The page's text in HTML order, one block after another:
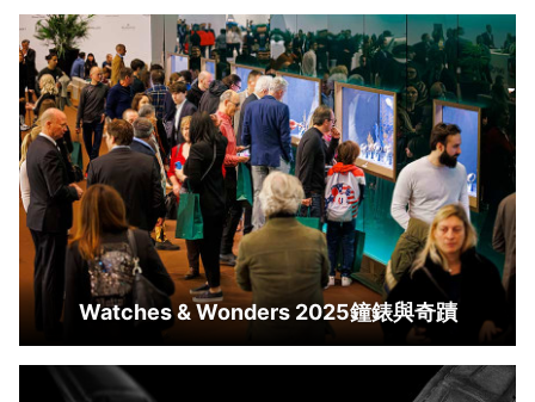
Watches & Wonders 2025鐘錶與奇蹟